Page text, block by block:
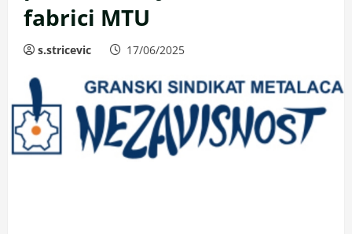
fabrici MTU
s.stricevic 17/06/2025